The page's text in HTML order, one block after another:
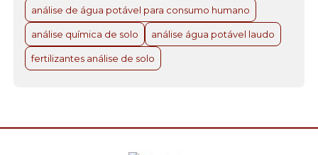
análise de água potável para consumo humano
análise química de solo análise água potável laudo
fertilizantes análise de solo